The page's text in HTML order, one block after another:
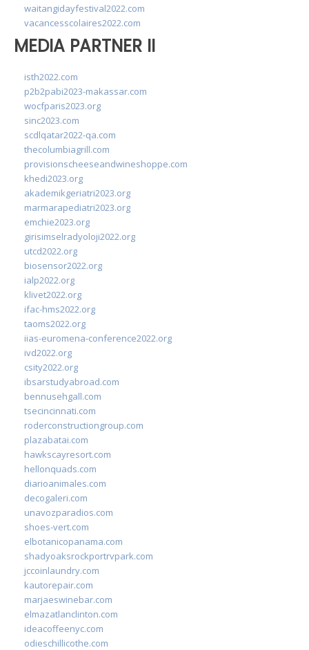
waitangidayfestival2022.com
vacancesscolaires2022.com
MEDIA PARTNER II
isth2022.com
p2b2pabi2023-makassar.com
wocfparis2023.org
sinc2023.com
scdlqatar2022-qa.com
thecolumbiagrill.com
provisionscheeseandwineshoppe.com
khedi2023.org
akademikgeriatri2023.org
marmarapediatri2023.org
emchie2023.org
girisimselradyoloji2022.org
utcd2022.org
biosensor2022.org
ialp2022.org
klivet2022.org
ifac-hms2022.org
taoms2022.org
iias-euromena-conference2022.org
ivd2022.org
csity2022.org
ibsarstudyabroad.com
bennusehgall.com
tsecincinnati.com
roderconstructiongroup.com
plazabatai.com
hawkscayresort.com
hellonquads.com
diarioanimales.com
decogaleri.com
unavozparadios.com
shoes-vert.com
elbotanicopanama.com
shadyoaksrockportrvpark.com
jccoinlaundry.com
kautorepair.com
marjaeswinebar.com
elmazatlanclinton.com
ideacoffeenyc.com
odieschillicothe.com